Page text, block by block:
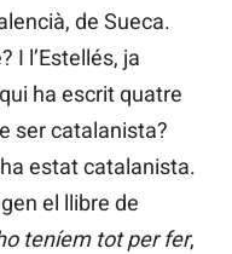
de Sueca.
I l’Estellés, ja
ha escrit quatre
ser catalanista?
estat catalanista.
el llibre de
teníem tot per fer,